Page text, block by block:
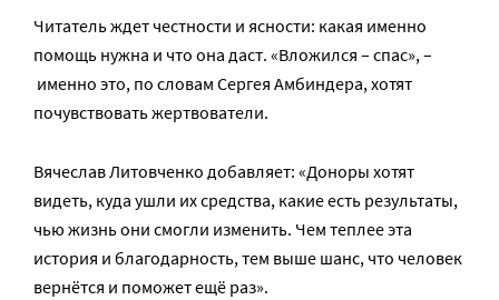
Читатель ждет честности и ясности: какая именно
помощь нужна и что она даст. «Вложился – спас», –
именно это, по словам Сергея Амбиндера, хотят
почувствовать жертвователи.
Вячеслав Литовченко добавляет: «Доноры хотят
видеть, куда ушли их средства, какие есть результаты,
чью жизнь они смогли изменить. Чем теплее эта
история и благодарность, тем выше шанс, что человек
вернётся и поможет ещё раз».